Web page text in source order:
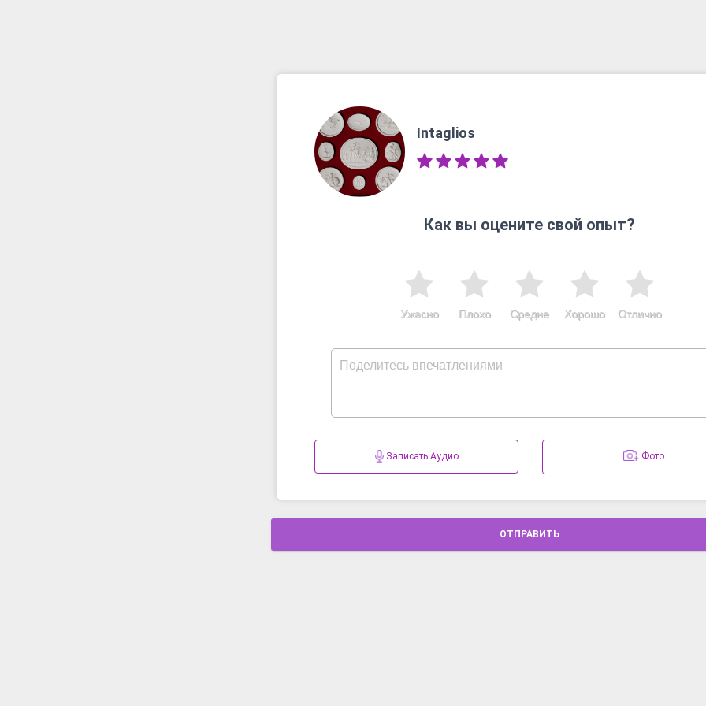
Intaglios
Как вы оцените свой опыт?
Отлично
Хорошо
Средне
Плохо
Ужасно
Записать Аудио Фото
ОТПРАВИТЬ